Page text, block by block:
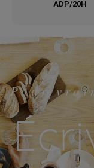
ADP/20H
Pour